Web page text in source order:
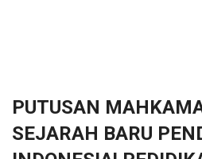
PUTUSAN
SEJARAH BARU